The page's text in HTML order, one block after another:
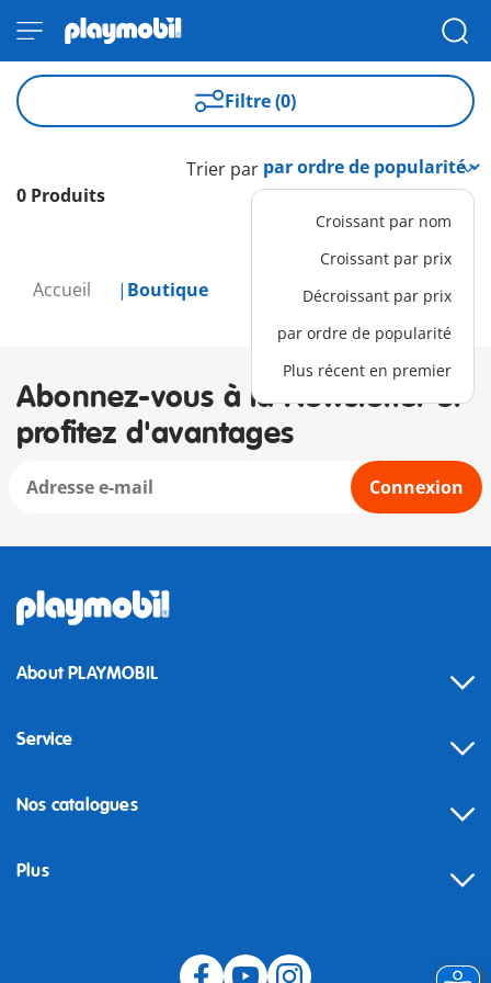
Accueil Boutique
Filtre (0)
0 Produits
Trier par
Croissant par nom
Croissant par prix
Décroissant par prix
par ordre de popularité
Plus récent en premier
Abonnez-vous à la Newsletter et
profitez d'avantages
Connexion
About PLAYMOBIL
Service
Nos catalogues
Plus